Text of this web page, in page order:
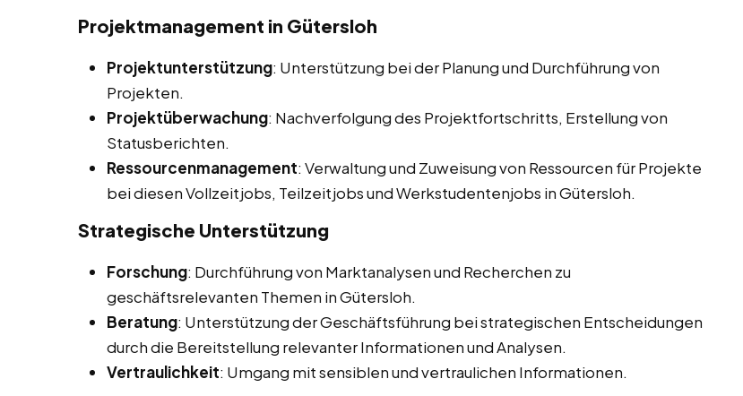
Projektmanagement in Gütersloh
Projektunterstützung: Unterstützung bei der Planung und Durchführung von
Projekten.
Projektüberwachung: Nachverfolgung des Projektfortschritts, Erstellung von
Statusberichten.
Ressourcenmanagement: Verwaltung und Zuweisung von Ressourcen für Projekte
bei diesen Vollzeitjobs, Teilzeitjobs und Werkstudentenjobs in Gütersloh.
Strategische Unterstützung
Forschung: Durchführung von Marktanalysen und Recherchen zu
geschäftsrelevanten Themen in Gütersloh.
Beratung: Unterstützung der Geschäftsführung bei strategischen Entscheidungen
durch die Bereitstellung relevanter Informationen und Analysen.
Vertraulichkeit: Umgang mit sensiblen und vertraulichen Informationen.